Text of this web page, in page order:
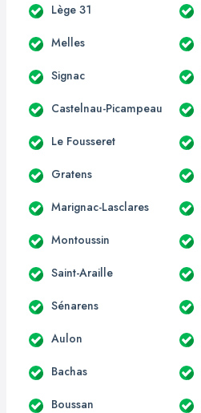
Lège 31
Melles
Signac
Castelnau-Picampeau
Le Fousseret
Gratens
Marignac-Lasclares
Montoussin
Saint-Araille
Sénarens
Aulon
Bachas
Boussan